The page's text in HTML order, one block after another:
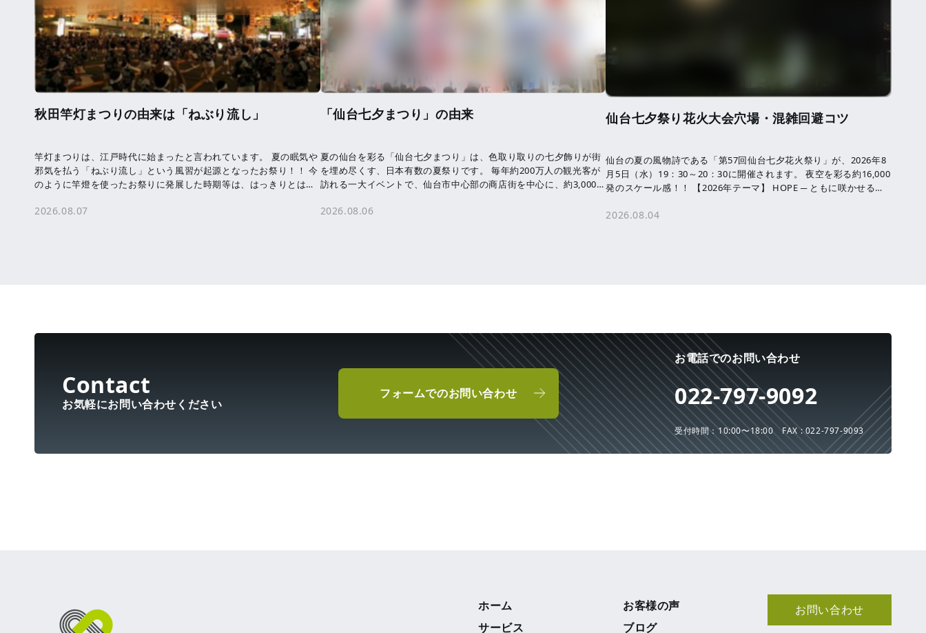
秋田竿灯まつりの由来は「ねぶり流し」
竿灯まつりは、江戸時代に始まったと言われています。 夏の眠気や
邪気を払う「ねぶり流し」という風習が起源となったお祭り！！ 今
のように竿燈を使ったお祭りに発展した時期等は、はっきりとはわ
2026.08.07
「仙台七夕まつり」の由来
夏の仙台を彩る「仙台七夕まつり」は、色取り取りの七夕飾りが街
を埋め尽くす、日本有数の夏祭りです。 毎年約200万人の観光客が
訪れる一大イベントで、仙台市中心部の商店街を中心に、約3,000
2026.08.06
仙台七夕祭り花火大会穴場・混雑回避コツ
仙台の夏の風物詩である「第57回仙台七夕花火祭り」が、2026年8
月5日（水）19：30～20：30に開催されます。 夜空を彩る約16,000
発のスケール感！！ 【2026年テーマ】 HOPE ─ ともに咲かせる、
2026.08.04
お気軽にお問い合わせください
フォームでのお問い合わせ
お電話でのお問い合わせ
022-797-9092
受付時間：10:00〜18:00FAX : 022-797-9093
ホーム
サービス
お客様の声
ブログ
お問い合わせ